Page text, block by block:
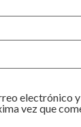
electrónico
vez que